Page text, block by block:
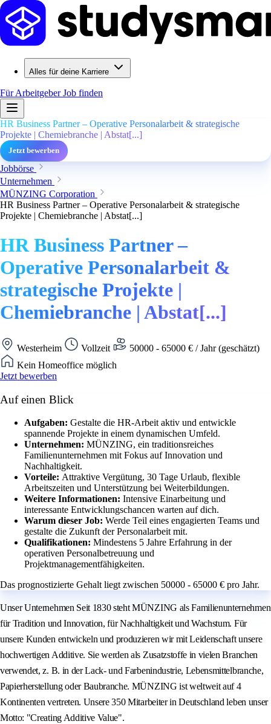
Alles für deine Karriere
Für ArbeitgeberJob finden
HR Business Partner – Operative Personalarbeit & strategische
Projekte | Chemiebranche | Abstat[...]
Jetzt bewerben
Jobbörse
Unternehmen
MÜNZING Corporation
HR Business Partner – Operative Personalarbeit & strategische
Projekte | Chemiebranche | Abstat[...]
HR Business Partner –
Operative Personalarbeit &
strategische Projekte |
Chemiebranche | Abstat[...]
Westerheim Vollzeit
50000 - 65000 € / Jahr (geschätzt)
Kein Homeoffice möglich
Jetzt bewerben
Auf einen Blick
Aufgaben: Gestalte die HR-Arbeit aktiv und entwickle
spannende Projekte in einem dynamischen Umfeld.
Unternehmen: MÜNZING, ein traditionsreiches
Familienunternehmen mit Fokus auf Innovation und
Nachhaltigkeit.
Vorteile: Attraktive Vergütung, 30 Tage Urlaub, flexible
Arbeitszeiten und Unterstützung bei Weiterbildungen.
Weitere Informationen: Intensive Einarbeitung und
interessante Entwicklungschancen warten auf dich.
Warum dieser Job: Werde Teil eines engagierten Teams und
gestalte die Zukunft der Personalarbeit mit.
Qualifikationen: Mindestens 5 Jahre Erfahrung in der
operativen Personalbetreuung und
Projektmanagementfähigkeiten.
Das prognostizierte Gehalt liegt zwischen 50000 - 65000 € pro Jahr.
Unser Unternehmen Seit 1830 steht MÜNZING als Familienunternehmen
für Tradition und Innovation, für Nachhaltigkeit und Wachstum. Für
unsere Kunden entwickeln und produzieren wir mit Leidenschaft unsere
hochwertigen Additive. Sie werden als Zusatzstoffe in vielen Branchen
verwendet, z. B. in der Lack- und Farbenindustrie, Lebensmittelbranche,
Papierherstellung oder Baubranche. MÜNZING ist weltweit auf 4
Kontinenten vertreten. Unsere 350 Mitarbeiter in Deutschland leben unser
Motto: "Creating Additive Value".